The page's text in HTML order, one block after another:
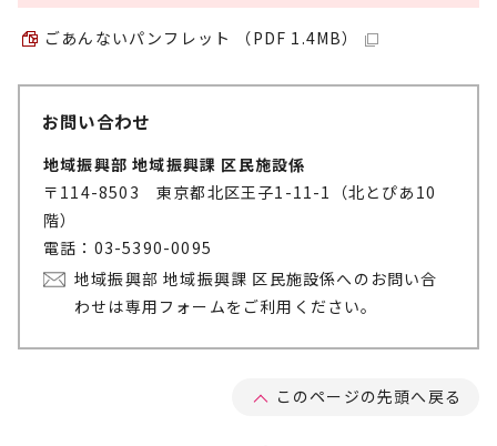
ごあんないパンフレット （PDF 1.4MB）
お問い合わせ
地域振興部 地域振興課 区民施設係
〒114-8503 東京都北区王子1-11-1（北とぴあ10
階）
電話：03-5390-0095
地域振興部 地域振興課 区民施設係へのお問い合
わせは専用フォームをご利用ください。
このページの先頭へ戻る